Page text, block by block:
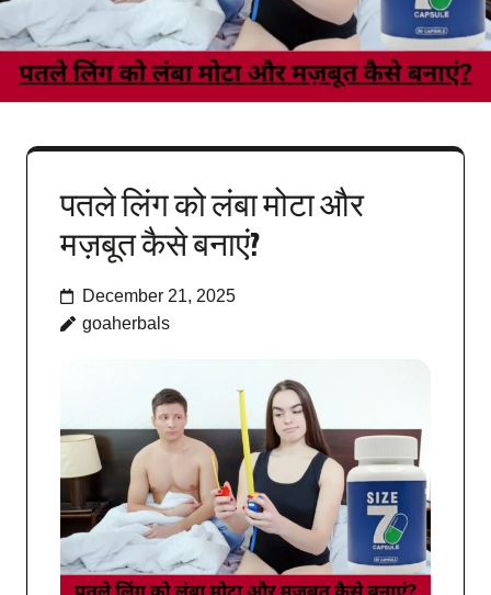
पतले लिंग को लंबा मोटा और
मज़बूत कैसे बनाएं?
December 21, 2025
goaherbals